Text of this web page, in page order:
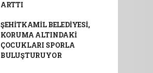
ARTTI
ŞEHİTKAMİL BELEDİYESİ,
KORUMA ALTINDAKİ
ÇOCUKLARI SPORLA
BULUŞTURUYOR